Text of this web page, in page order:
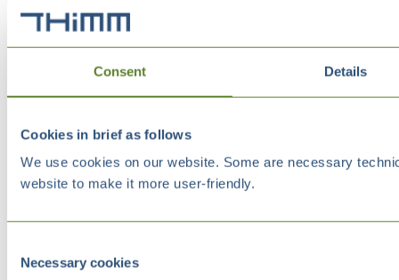
Consent Details
Cookies in brief as follows
We use cookies on our website. Some are necessary
website to make it more user-friendly.
Selection
Necessary cookies